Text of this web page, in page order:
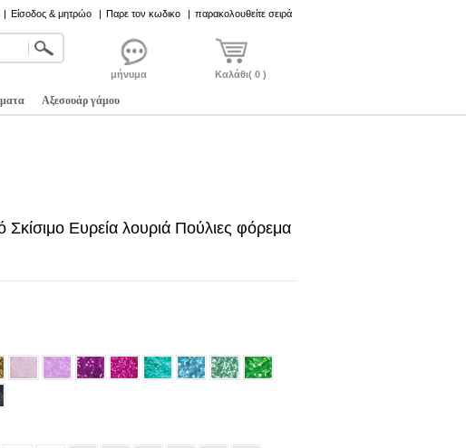
| Είσοδος & μητρώο | Παρε τον κωδικο | παρακολουθείτε σειρά
μήνυμα Καλάθι( 0 )
Αξεσουάρ γάμου
Ευρεία λουριά Πούλιες φόρεμα